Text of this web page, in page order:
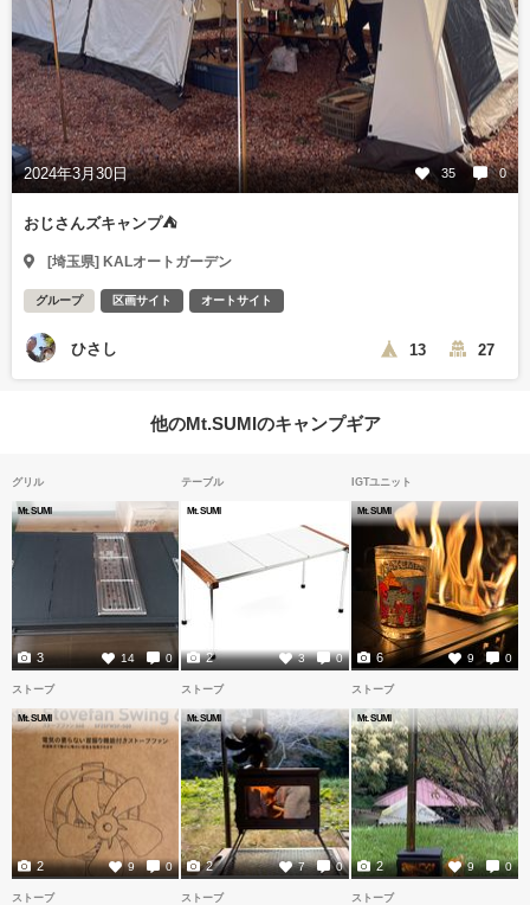
2024年3月30日 35 0
おじさんズキャンプ⛺
[埼玉県] KALオートガーデン
グループ 区画サイト オートサイト
ひさし 13 27
他のMt.SUMIのキャンプギア
グリル
Mt.SUMI
14 0
3
テーブル
Mt.SUMI
3 0
2
IGTユニット
Mt.SUMI
9 0
6
ストーブ
Mt.SUMI
9 0
2
ストーブ
Mt.SUMI
7 0
2
ストーブ
Mt.SUMI
9 0
2
ストーブ ストーブ ストーブ